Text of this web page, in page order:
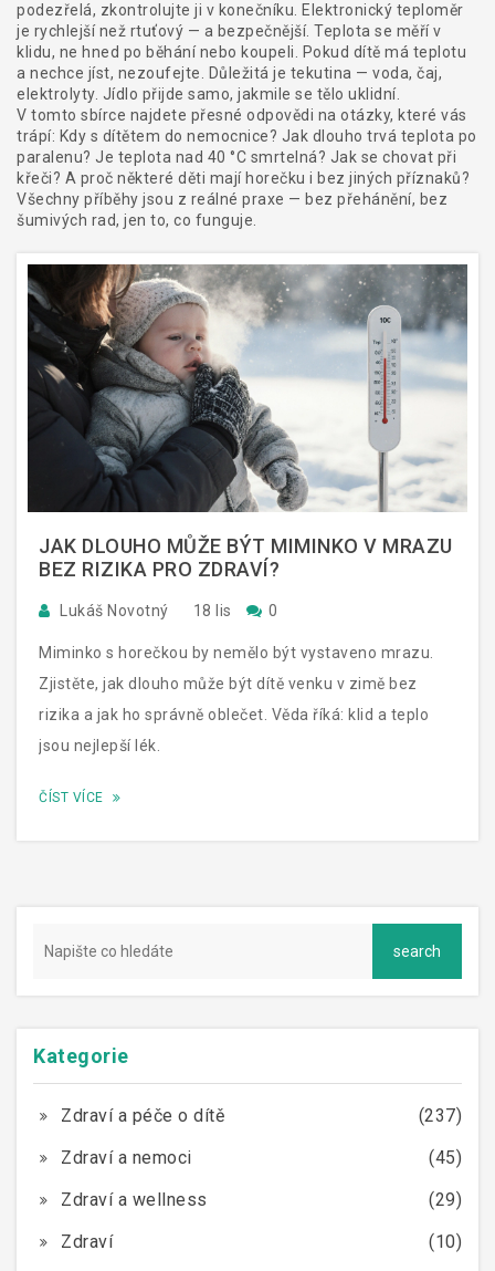
podezřelá, zkontrolujte ji v konečníku. Elektronický teploměr
je rychlejší než rtuťový — a bezpečnější. Teplota se měří v
klidu, ne hned po běhání nebo koupeli. Pokud dítě má teplotu
a nechce jíst, nezoufejte. Důležitá je tekutina — voda, čaj,
elektrolyty. Jídlo přijde samo, jakmile se tělo uklidní.
V tomto sbírce najdete přesné odpovědi na otázky, které vás
trápí: Kdy s dítětem do nemocnice? Jak dlouho trvá teplota po
paralenu? Je teplota nad 40 °C smrtelná? Jak se chovat při
křeči? A proč některé děti mají horečku i bez jiných příznaků?
Všechny příběhy jsou z reálné praxe — bez přehánění, bez
šumivých rad, jen to, co funguje.
JAK DLOUHO MŮŽE BÝT MIMINKO V MRAZU
BEZ RIZIKA PRO ZDRAVÍ?
Lukáš Novotný 18 lis 0
Miminko s horečkou by nemělo být vystaveno mrazu.
Zjistěte, jak dlouho může být dítě venku v zimě bez
rizika a jak ho správně oblečet. Věda říká: klid a teplo
jsou nejlepší lék.
ČÍST VÍCE
Kategorie
Zdraví a péče o dítě
(237)
Zdraví a nemoci
(45)
Zdraví a wellness
(29)
Zdraví
(10)